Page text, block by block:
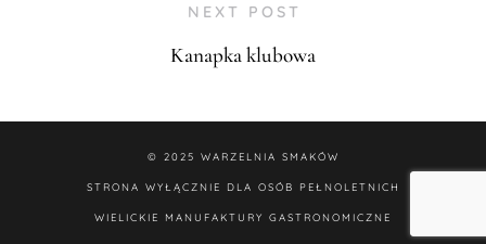
NEXT POST
Kanapka klubowa
© 2025 WARZELNIA SMAKÓW
STRONA WYŁĄCZNIE DLA OSÓB PEŁNOLETNICH
WIELICKIE MANUFAKTURY GASTRONOMICZNE